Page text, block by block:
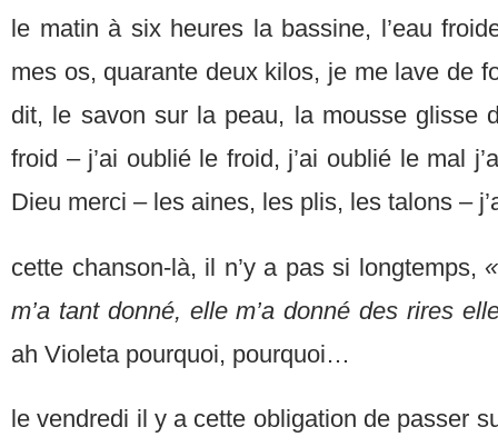
le matin à six heures la bassine, l’eau
mes os, quarante deux kilos, je me lave de
dit, le savon sur la peau, la mousse glisse
froid – j’ai oublié le froid, j’ai oublié le mal
Dieu merci – les aines, les plis, les talons –
cette chanson-là, il n’y a pas si longtemps,
m’a tant donné, elle m’a donné des rires
ah Violeta pourquoi, pourquoi…
le vendredi il y a cette obligation de passer